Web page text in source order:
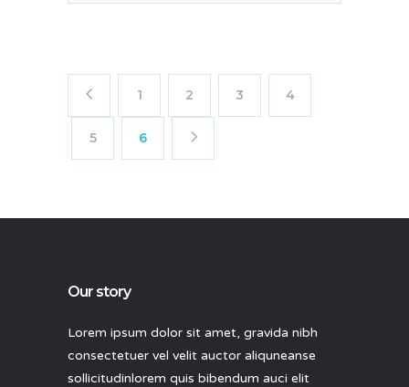
1 2 3 4
5 6
Our story
Lorem ipsum dolor sit amet, gravida nibh
consectetuer vel velit auctor aliquneanse
sollicitudinlorem quis bibendum auci elit